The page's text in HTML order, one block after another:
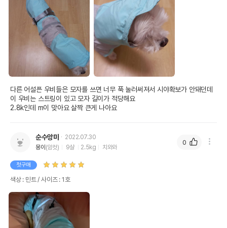
다른 어설픈 우비들은 모자를 쓰면 너무 푹 눌러써져서 시야확보가 안돼던데
이 우비는 스트링이 있고 모자 길이가 적당해요
순수앙마
2022.07.30
몽이 (암컷) 9살 2.5kg 치와와
첫구매
색상 : 민트 / 사이즈 : 1호
0